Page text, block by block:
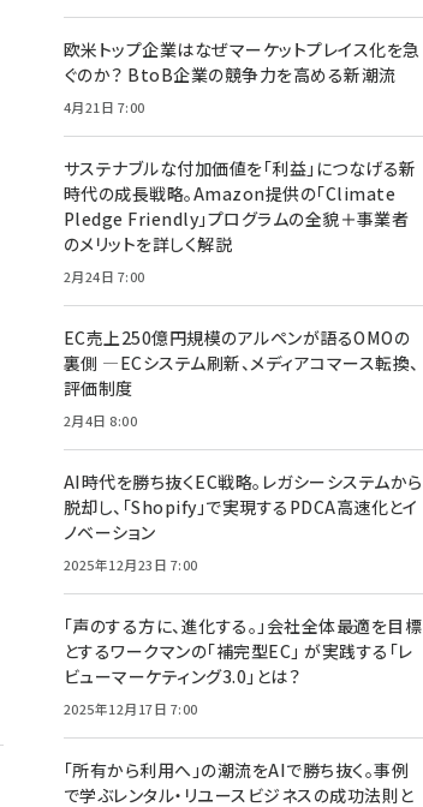
欧米トップ企業はなぜマーケットプレイス化を急
ぐのか？ BtoB企業の競争力を高める新潮流
4月21日 7:00
サステナブルな付加価値を「利益」につなげる新
時代の成長戦略。Amazon提供の「Climate
Pledge Friendly」プログラムの全貌＋事業者
のメリットを詳しく解説
2月24日 7:00
EC売上250億円規模のアルペンが語るOMOの
裏側 ―ECシステム刷新、メディアコマース転換、
評価制度
2月4日 8:00
AI時代を勝ち抜くEC戦略。レガシーシステムから
脱却し、「Shopify」で実現するPDCA高速化とイ
ノベーション
2025年12月23日 7:00
「声のする方に、進化する。」会社全体最適を目標
とするワークマンの「補完型EC」 が実践する「レ
ビューマーケティング3.0」とは？
2025年12月17日 7:00
「所有から利用へ」の潮流をAIで勝ち抜く。事例
で学ぶレンタル・リユースビジネスの成功法則と